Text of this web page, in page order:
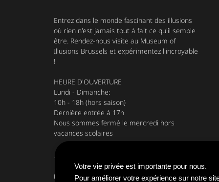
Entrez dans le monde fascinant des illusions
où rien n'est jamais tout à fait ce qu'il semble
être. Rendez-nous visite au Museum of
Illusions Brussels et expérimentez l'incroyable
!
HEURE D'OUVERTURE
Lundi - Dimanche:
10h - 18h (hors saison)
Dernière entrée à 17h
Nous sommes fermé le mercredi hors
vacances scolaires
18 Rue du Fossé aux Loups - 1000 Bruxelles
info@museumofillusions.be
Votre vie privée est importante pour nous.
Pour améliorer votre expérience sur notre